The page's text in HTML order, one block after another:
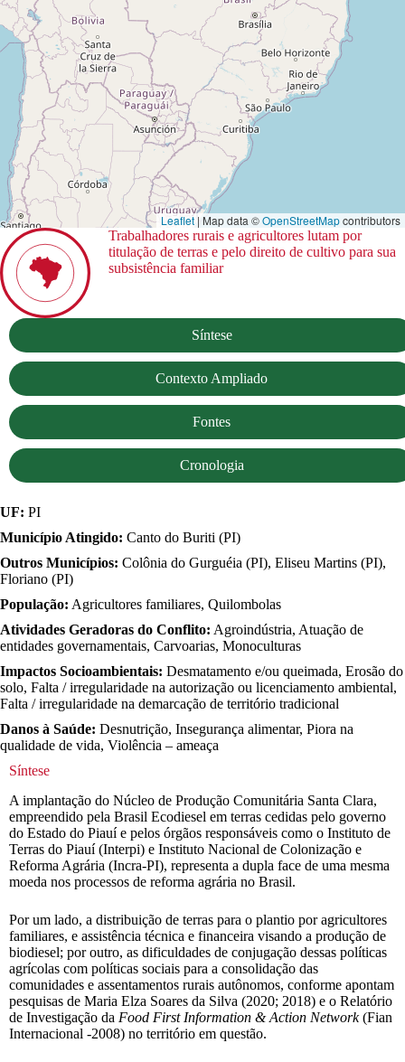
Leaflet | Map data ©OpenStreetMapcontributors
Trabalhadores rurais e agricultores lutam por
titulação de terras e pelo direito de cultivo para sua
subsistência familiar
Síntese
Contexto Ampliado
Fontes
Cronologia
UF: PI
Município Atingido: Canto do Buriti (PI)
Outros Municípios: Colônia do Gurguéia (PI), Eliseu Martins (PI),
Floriano (PI)
População: Agricultores familiares, Quilombolas
Atividades Geradoras do Conflito: Agroindústria, Atuação de
entidades governamentais, Carvoarias, Monoculturas
Impactos Socioambientais: Desmatamento e/ou queimada, Erosão do
solo, Falta / irregularidade na autorização ou licenciamento ambiental,
Falta / irregularidade na demarcação de território tradicional
Danos à Saúde: Desnutrição, Insegurança alimentar, Piora na
qualidade de vida, Violência – ameaça
Síntese
A implantação do Núcleo de Produção Comunitária Santa Clara,
empreendido pela Brasil Ecodiesel em terras cedidas pelo governo
do Estado do Piauí e pelos órgãos responsáveis como o Instituto de
Terras do Piauí (Interpi) e Instituto Nacional de Colonização e
Reforma Agrária (Incra-PI), representa a dupla face de uma mesma
moeda nos processos de reforma agrária no Brasil.
Por um lado, a distribuição de terras para o plantio por agricultores
familiares, e assistência técnica e financeira visando a produção de
biodiesel; por outro, as dificuldades de conjugação dessas políticas
agrícolas com políticas sociais para a consolidação das
comunidades e assentamentos rurais autônomos, conforme apontam
pesquisas de Maria Elza Soares da Silva (2020; 2018) e o Relatório
de Investigação da Food First Information & Action Network(Fian
Internacional -2008) no território em questão.